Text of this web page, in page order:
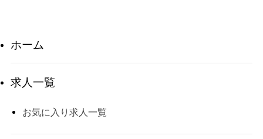
ホーム
求人一覧
お気に入り求人一覧